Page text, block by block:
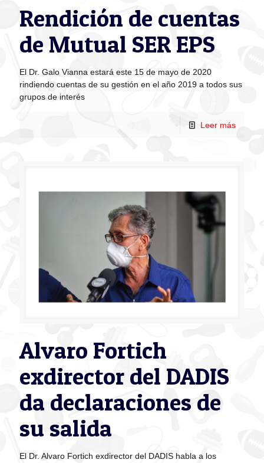
Rendición de cuentas
de Mutual SER EPS
El Dr. Galo Vianna estará este 15 de mayo de 2020
rindiendo cuentas de su gestión en el año 2019 a todos sus
grupos de interés
Leer más
Alvaro Fortich
exdirector del DADIS
da declaraciones de
su salida
El Dr. Alvaro Fortich exdirector del DADIS habla a los